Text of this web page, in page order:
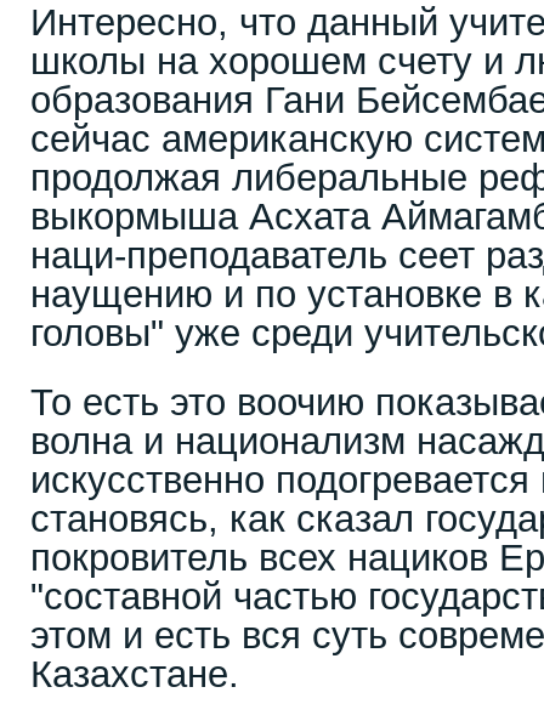
Интересно, что данный
школы на хорошем счету и
образования Гани
сейчас американскую
продолжая либеральные
выкормыша Асхата
наци-преподаватель сеет
наущению и по установке в
головы" уже среди
То есть это воочию
волна и национализм
искусственно
становясь, как сказал
покровитель всех нациков
"составной частью
этом и есть вся суть
Казахстане.